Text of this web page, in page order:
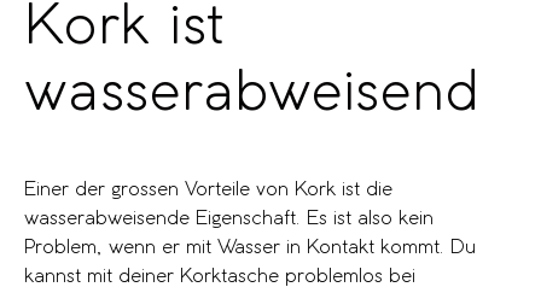
Kork ist
wasserabweisend
Einer der grossen Vorteile von Kork ist die
wasserabweisende Eigenschaft. Es ist also kein
Problem, wenn er mit Wasser in Kontakt kommt. Du
kannst mit deiner Korktasche problemlos bei